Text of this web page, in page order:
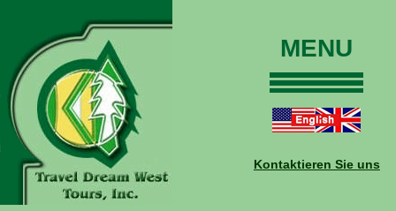
MENU
Touren
Daten und Preise
Kontaktieren Sie uns